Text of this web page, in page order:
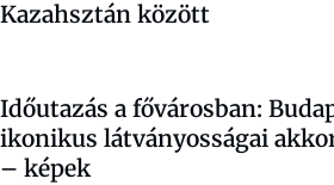
Kazahsztán között
Időutazás a fővárosban:
ikonikus látványosságai
– képek